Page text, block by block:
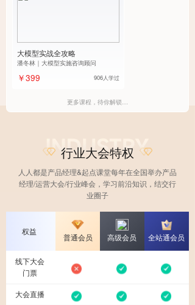
大模型实战全攻略
潘冬林｜大模型实施咨询顾问
￥399 906人学过
更多课程，待你解锁…
行业大会特权
人人都是产品经理&起点课堂每年在全国举办产品
经理/运营大会/行业峰会，学习前沿知识，结交行
业圈子
权益
普通会员 高级会员 全站通会员
线下大会
门票
大会直播